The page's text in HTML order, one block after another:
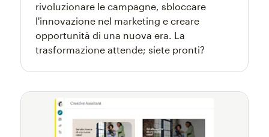
rivoluzionare le campagne, sbloccare
l'innovazione nel marketing e creare
opportunità di una nuova era. La
trasformazione attende; siete pronti?